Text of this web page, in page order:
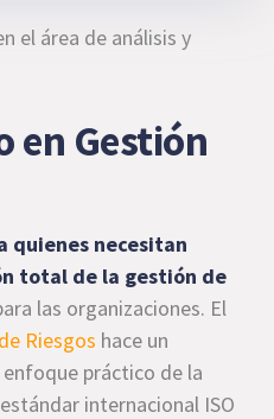
el área de análisis y
en Gestión
quienes necesitan
total de la gestión de
las organizaciones. El
Riesgos hace un
práctico de la
internacional ISO